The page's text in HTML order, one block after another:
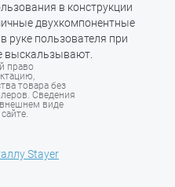
в конструкции
двухкомпонентные
руке пользователя при
выскальзывают.
право
товара без
Сведения
внешнем виде
Stayer